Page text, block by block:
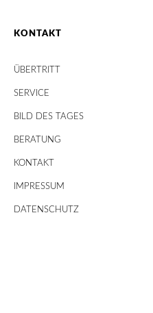
KONTAKT
ÜBERTRITT
SERVICE
BILD DES TAGES
BERATUNG
KONTAKT
IMPRESSUM
DATENSCHUTZ